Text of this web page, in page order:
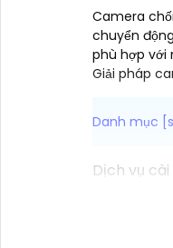
Camera
chuyển
phù hợp với
Giải pháp
Dịch vụ
Nếu bạn
ty an